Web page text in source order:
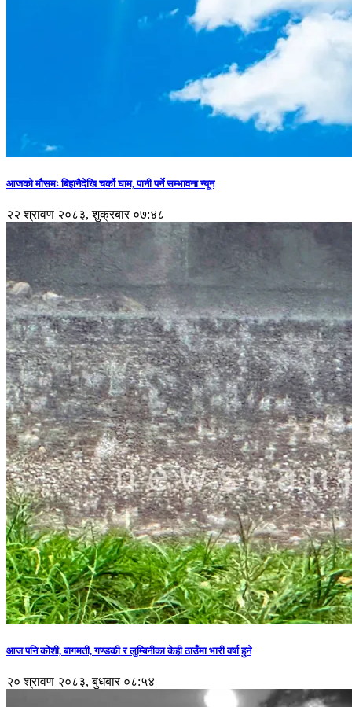
आजको मौसमः बिहानैदेखि चर्को घाम, पानी पर्ने सम्भावना न्यून
२२ श्रावण २०८३, शुक्रबार ०७:४८
आज पनि कोशी, बागमती, गण्डकी र लुम्बिनीका केही ठाउँमा भारी वर्षा हुने
२० श्रावण २०८३, बुधबार ०८:५४